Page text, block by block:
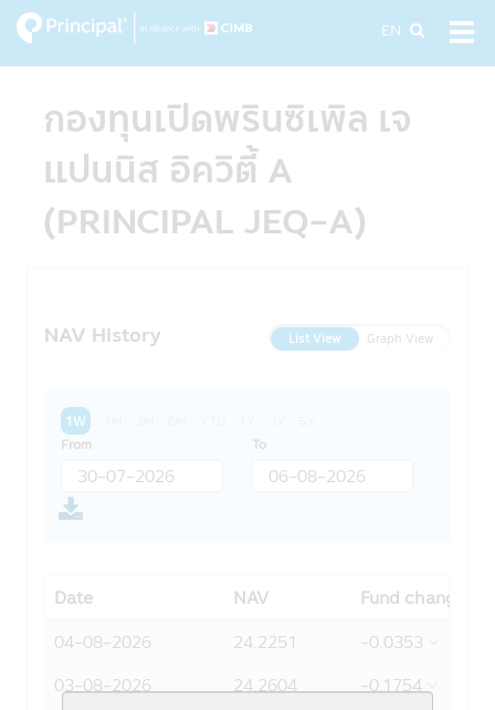
Skip
to
main
EN
กองทุนเปิดพรินซิเพิล เจ
แปนนิส อิควิตี้ A
(PRINCIPAL JEQ-A)
NAV History List View Graph View
1W
From
To
Date NAV
Fund change
04-08-2026
24.2251
-0.0353
03-08-2026
24.2604
-0.1754